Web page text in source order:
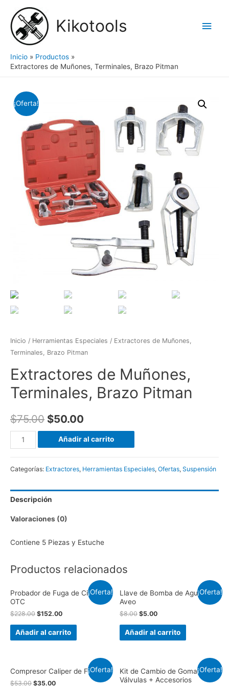
contenido
Kikotools
Inicio
Productos
Extractores de Muñones, Terminales, Brazo Pitman
¡Oferta!
Inicio / Herramientas Especiales / Extractores de Muñones,
Terminales, Brazo Pitman
Extractores de Muñones,
Terminales, Brazo Pitman
$75.00 $50.00
Extractores
de
Terminales,
Pitman
Añadir al carrito
Categorías: Extractores, Herramientas Especiales, Ofertas, Suspensión
Descripción
Valoraciones (0)
Contiene 5 Piezas y Estuche
Productos relacionados
¡Oferta!
Probador de Fuga de Cilindros
OTC
$228.00 $152.00
Añadir al carrito
¡Oferta!
Llave de Bomba de Agua de
Aveo
$8.00 $5.00
Añadir al carrito
¡Oferta!
Compresor Caliper de Frenos
$53.00 $35.00
¡Oferta!
Kit de Cambio de Gomas de
Válvulas + Accesorios